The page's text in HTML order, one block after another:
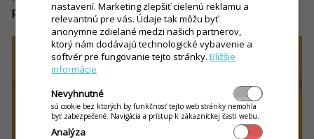
ponukounastavení. Marketing zlepšiť cielenú reklamu a
relevantnú pre vás. Údaje tak môžu byť
anonymne zdielané medzi našich partnerov,
ktorý nám dodávajú technologické vybavenie a
softvér pre fungovanie tejto stránky.Bližšie
informácie
Nevyhnutné
sú cookie bez ktorých by funkčnosť tejto web stránky nemohla
byť zabezpečené. Navigácia a prístup k zákazníckej časti webu.
Analýza